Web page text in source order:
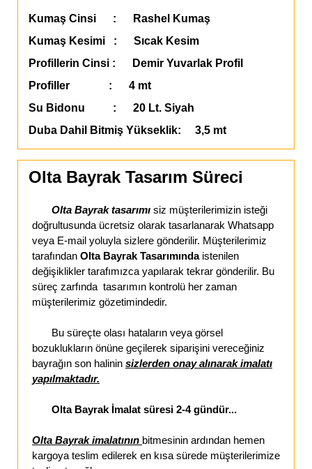
Kumaş Cinsi : Rashel Kumaş
Kumaş Kesimi : Sıcak Kesim
Profillerin Cinsi : Demir Yuvarlak Profil
Profiller : 4 mt
Su Bidonu : 20 Lt. Siyah
Duba Dahil Bitmiş Yükseklik: 3,5 mt
Olta Bayrak Tasarım Süreci
Olta Bayrak tasarımı siz müşterilerimizin isteği
doğrultusunda ücretsiz olarak tasarlanarak Whatsapp
veya E-mail yoluyla sizlere gönderilir. Müşterilerimiz
tarafından Olta Bayrak Tasarımında istenilen
değişiklikler tarafımızca yapılarak tekrar gönderilir. Bu
süreç zarfında tasarımın kontrolü her zaman
müşterilerimiz gözetimindedir.
Bu süreçte olası hataların veya görsel
bozuklukların önüne geçilerek siparişini vereceğiniz
bayrağın son halinin sizlerden onay alınarak imalatı
yapılmaktadır.
Olta Bayrak İmalat süresi 2-4 gündür...
Olta Bayrak imalatının bitmesinin ardından hemen
kargoya teslim edilerek en kısa sürede müşterilerimize